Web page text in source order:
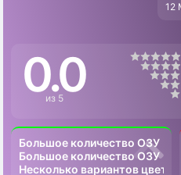
12
0.0
из 5
Большое количество ОЗУ
Большое количество ОЗУ
Несколько вариантов цвета